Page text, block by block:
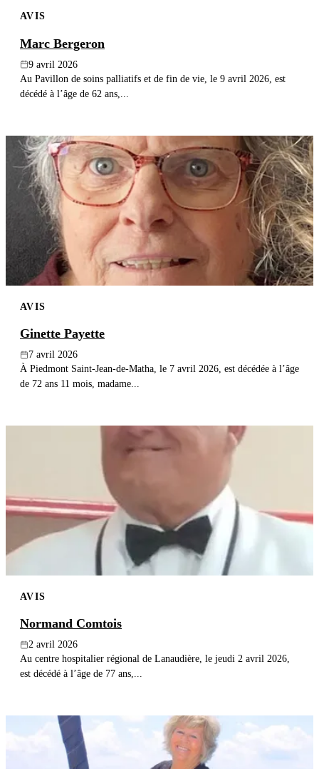
AVIS
Marc Bergeron
9 avril 2026
Au Pavillon de soins palliatifs et de fin de vie, le 9 avril 2026, est
décédé à l’âge de 62 ans,...
AVIS
Ginette Payette
7 avril 2026
À Piedmont Saint-Jean-de-Matha, le 7 avril 2026, est décédée à l’âge
de 72 ans 11 mois, madame...
AVIS
Normand Comtois
2 avril 2026
Au centre hospitalier régional de Lanaudière, le jeudi 2 avril 2026,
est décédé à l’âge de 77 ans,...